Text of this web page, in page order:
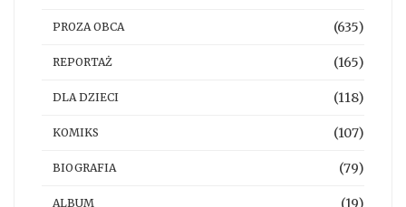
PROZA OBCA (635)
REPORTAŻ (165)
DLA DZIECI (118)
KOMIKS (107)
BIOGRAFIA (79)
ALBUM (19)